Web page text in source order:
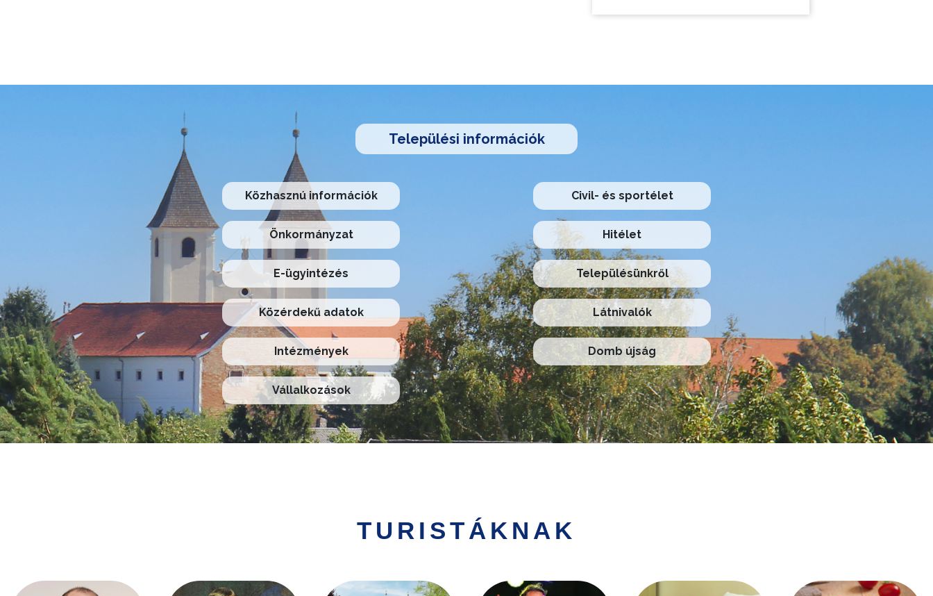
Települési információk
Közhasznú információk
Önkormányzat
E-ügyintézés
Közérdekű adatok
Intézmények
Vállalkozások
Civil- és sportélet
Hitélet
Településünkről
Látnivalók
Domb újság
TURISTÁKNAK
Kép Kép Kép Kép Kép Kép